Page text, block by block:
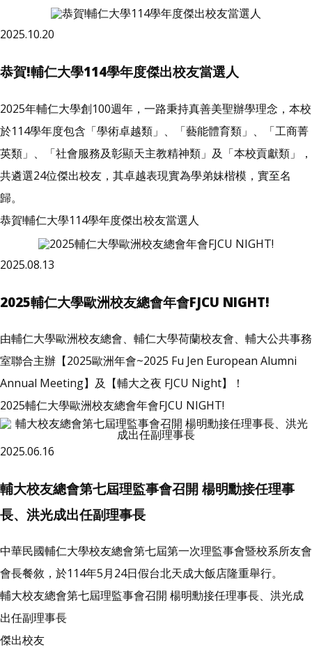
2025.10.20
恭賀!輔仁大學114學年度傑出校友當選人
2025年輔仁大學創100週年，一路秉持真善美聖辦學理念，本校
於114學年度包含「學術卓越類」、「藝能體育類」、「工商菁
英類」、「社會服務及彰顯天主教精神類」及「本校貢獻類」，
共遴選24位傑出校友，其卓越表現實為學弟妹楷模，實至名
歸。
恭賀!輔仁大學114學年度傑出校友當選人
2025.08.13
2025輔仁大學歐洲校友總會年會FJCU NIGHT!
由輔仁大學歐洲校友總會、輔仁大學荷蘭校友會、輔大公共事務
室聯合主辦【2025歐洲年會~2025 Fu Jen European Alumni
Annual Meeting】及【輔大之夜 FJCU Night】！
2025輔仁大學歐洲校友總會年會FJCU NIGHT!
2025.06.16
輔大校友總會第七屆理監事會召開 楊明勳接任理事
長、洪光成出任副理事長
中華民國輔仁大學校友總會第七屆第一次理監事會暨校系所友會
會長餐敘，於114年5月24日假台北天成大飯店隆重舉行。
輔大校友總會第七屆理監事會召開 楊明勳接任理事長、洪光成
出任副理事長
傑出校友